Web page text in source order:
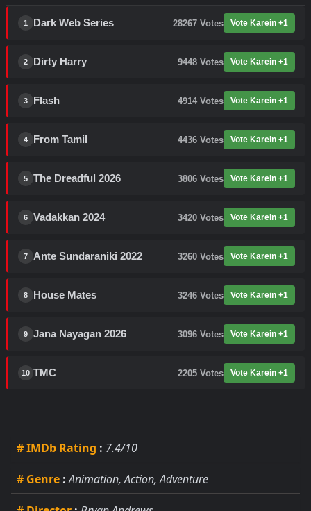
1 Dark Web Series 28267 Votes Vote Karein +1
2 Dirty Harry 9448 Votes Vote Karein +1
3 Flash 4914 Votes Vote Karein +1
4 From Tamil 4436 Votes Vote Karein +1
5 The Dreadful 2026 3806 Votes Vote Karein +1
6 Vadakkan 2024 3420 Votes Vote Karein +1
7 Ante Sundaraniki 2022 3260 Votes Vote Karein +1
8 House Mates 3246 Votes Vote Karein +1
9 Jana Nayagan 2026 3096 Votes Vote Karein +1
10 TMC 2205 Votes Vote Karein +1
# IMDb Rating : 7.4/10
# Genre : Animation, Action, Adventure